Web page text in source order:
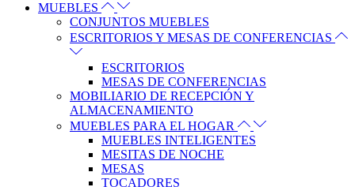
MUEBLES
CONJUNTOS MUEBLES
ESCRITORIOS Y MESAS DE CONFERENCIAS
ESCRITORIOS
MESAS DE CONFERENCIAS
MOBILIARIO DE RECEPCIÓN Y
ALMACENAMIENTO
MUEBLES PARA EL HOGAR
MUEBLES INTELIGENTES
MESITAS DE NOCHE
MESAS
TOCADORES